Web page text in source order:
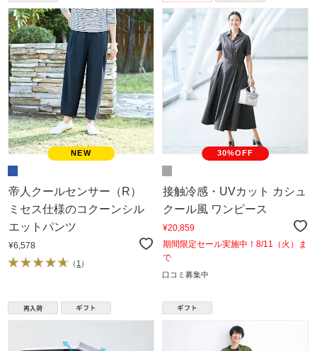
帝人クールセンサー（R）
ミセス仕様のコクーンシル
エットパンツ
¥6,578
（ 1 ）
30%OFF
接触冷感・UVカット カシュ
クール風 ワンピース
¥20,859
期間限定セール実施中！8/11（火）ま
で
口コミ募集中